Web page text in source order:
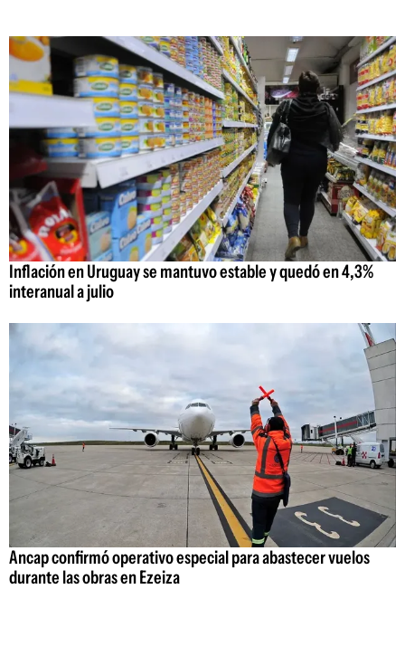
Inflación en Uruguay se mantuvo estable y quedó en 4,3%
interanual a julio
Ancap confirmó operativo especial para abastecer vuelos
durante las obras en Ezeiza